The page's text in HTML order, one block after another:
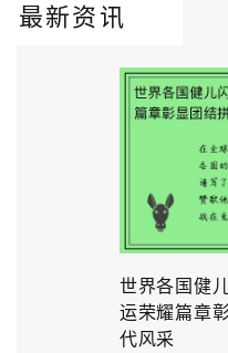
最新资讯
世界各国健
运荣耀篇章
代风采